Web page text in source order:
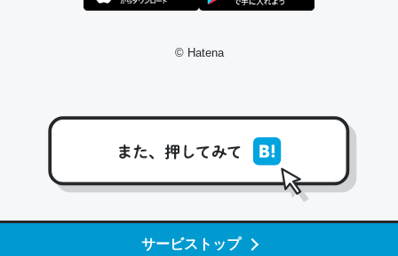
サービストップ
─たまにLINEするくらいだった遠方の父67歳と僕。ITツール導入で
私も3年前ぐらいに祖母の家に設置した。ポケットWifiみ
たいなのでネット環境作ったけどAlexaしか使わないので
回線代ほとんどかからないですよ。参考：
© Hatena